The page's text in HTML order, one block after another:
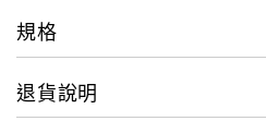
歷程，具有自我省察的用意。
規格
退貨說明